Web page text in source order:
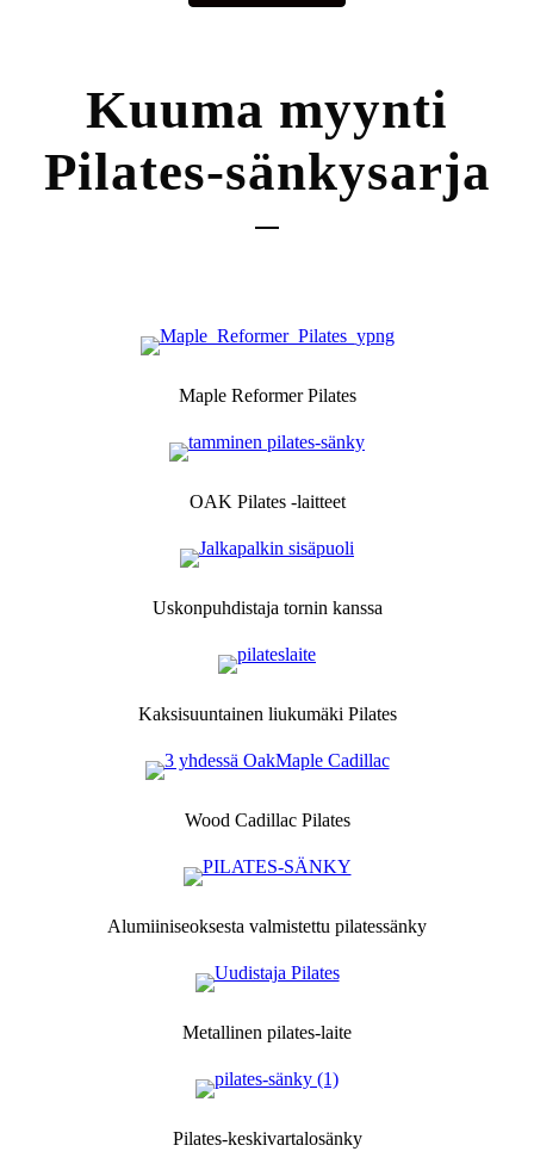
Kuuma myynti
Pilates-sänkysarja
Maple Reformer Pilates
OAK Pilates -laitteet
Uskonpuhdistaja tornin kanssa
Kaksisuuntainen liukumäki Pilates
Wood Cadillac Pilates
Alumiiniseoksesta valmistettu pilatessänky
Metallinen pilates-laite
Pilates-keskivartalosänky